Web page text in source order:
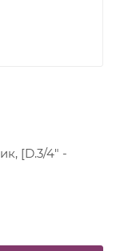
[D.3/4" -